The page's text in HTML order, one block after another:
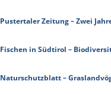
Pustertaler Zeitung – Zwei
Fischen in Südtirol –
Naturschutzblatt –